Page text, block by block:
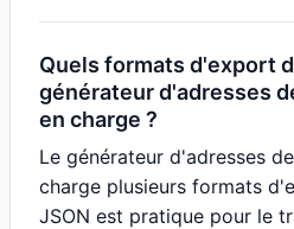
Quels formats d'export
générateur d'adresses
en charge ?
Le générateur d'adresses
charge plusieurs formats
JSON est pratique pour le